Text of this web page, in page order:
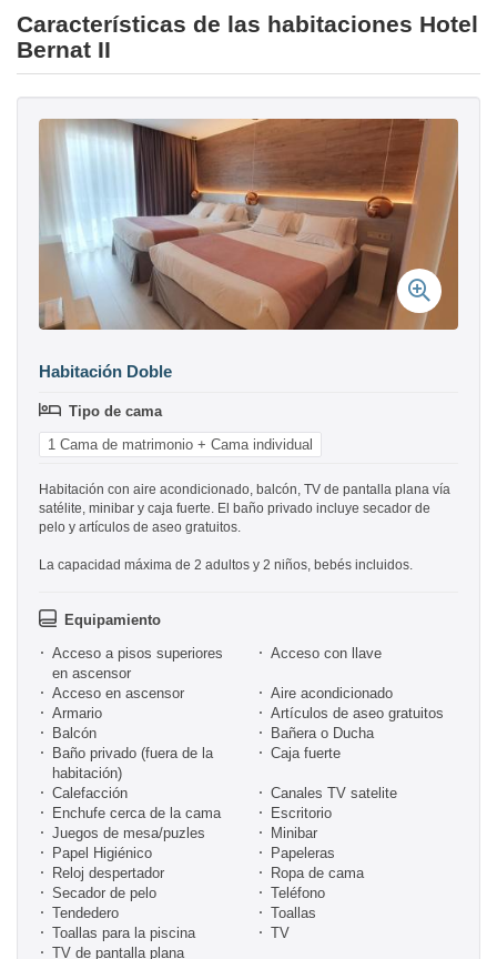
Características de las habitaciones Hotel
Bernat II
Habitación Doble
Tipo de cama
1 Cama de matrimonio + Cama individual
Habitación con aire acondicionado, balcón, TV de pantalla plana vía
satélite, minibar y caja fuerte. El baño privado incluye secador de
pelo y artículos de aseo gratuitos.
La capacidad máxima de 2 adultos y 2 niños, bebés incluidos.
Equipamiento
Acceso a pisos superiores
en ascensor
Acceso con llave
Acceso en ascensor
Aire acondicionado
Armario
Artículos de aseo gratuitos
Balcón
Bañera o Ducha
Baño privado (fuera de la
habitación)
Caja fuerte
Calefacción
Canales TV satelite
Enchufe cerca de la cama
Escritorio
Juegos de mesa/puzles
Minibar
Papel Higiénico
Papeleras
Reloj despertador
Ropa de cama
Secador de pelo
Teléfono
Tendedero
Toallas
Toallas para la piscina
TV
TV de pantalla plana